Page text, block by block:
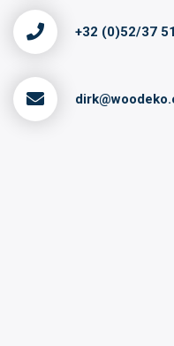
+32 (0)52/37